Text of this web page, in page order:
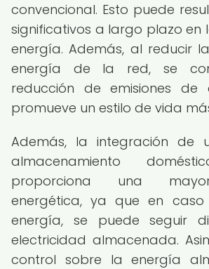
convencional. Esto puede
significativos a largo plazo en
energía. Además, al reducir
energía de la red, se
reducción de emisiones
promueve un estilo de vida
Además, la integración de
almacenamiento
proporciona una
energética, ya que en
energía, se puede seguir
electricidad almacenada.
control sobre la energía